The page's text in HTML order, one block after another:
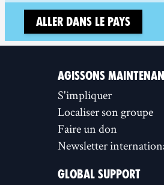
Aller dans le pays
AGISSONS
S'impliquer
Localiser son groupe
Faire un don
Newsletter
GLOBAL SUPPORT